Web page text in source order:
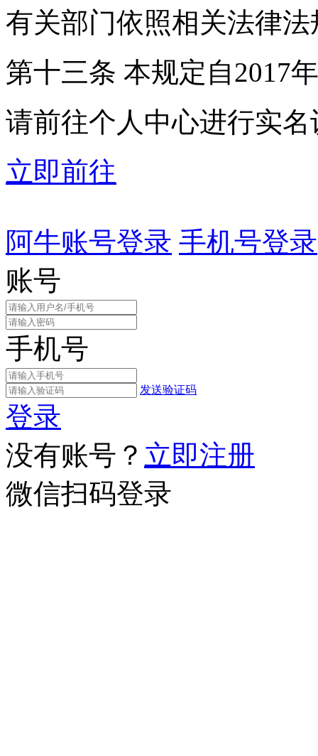
有关部门依照相关法律
第十三条 本规定自2017
请前往个人中心进行实名
立即前往
阿牛账号登录 手机号登录
账号
手机号
发送验证码
登录
没有账号？ 立即注册
微信扫码登录